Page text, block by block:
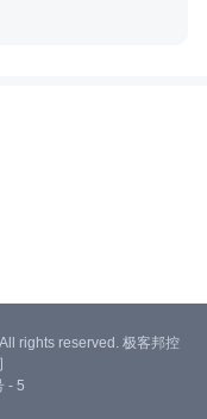
rights reserved. 极客邦控
- 5